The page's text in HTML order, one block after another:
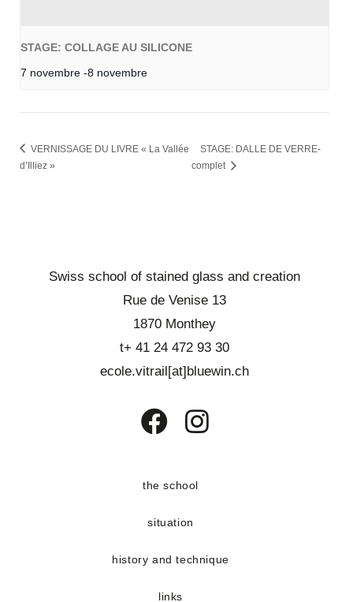
STAGE: COLLAGE AU SILICONE
7 novembre -8 novembre
VERNISSAGE DU LIVRE « La Vallée
d’Illiez »
STAGE: DALLE DE VERRE-
complet
Swiss school of stained glass and creation
Rue de Venise 13
1870 Monthey
t+ 41 24 472 93 30
ecole.vitrail[at]bluewin.ch
a
tab
a
the school
situation
history and technique
links